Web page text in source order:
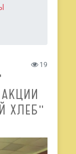
19
ХЛЕБ"